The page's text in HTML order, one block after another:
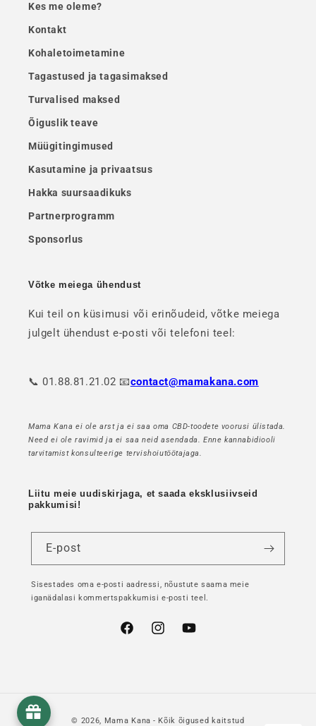
Kes me oleme?
Kontakt
Kohaletoimetamine
Tagastused ja tagasimaksed
Turvalised maksed
Õiguslik teave
Müügitingimused
Kasutamine ja privaatsus
Hakka suursaadikuks
Partnerprogramm
Sponsorlus
Võtke meiega ühendust
Kui teil on küsimusi või erinõudeid, võtke meiega
julgelt ühendust e-posti või telefoni teel:
📞 01.88.81.21.02 📧contact@mamakana.com
Mama Kana ei ole arst ja ei saa oma CBD-toodete voorusi ülistada.
Need ei ole ravimid ja ei saa neid asendada. Enne kannabidiooli
tarvitamist konsulteerige tervishoiutöötajaga.
Liitu meie uudiskirjaga, et saada eksklusiivseid
pakkumisi!
E-post
Sisestades oma e-posti aadressi, nõustute saama meie
iganädalasi kommertspakkumisi e-posti teel.
FacebookInstagramYouTube
© 2026, Mama Kana - Kõik õigused kaitstud